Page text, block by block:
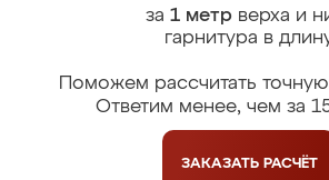
за 1 метрверха и
гарнитура в
Поможем рассчитать
Ответим менее, чем за
ЗАКАЗАТЬ РАСЧЁТ